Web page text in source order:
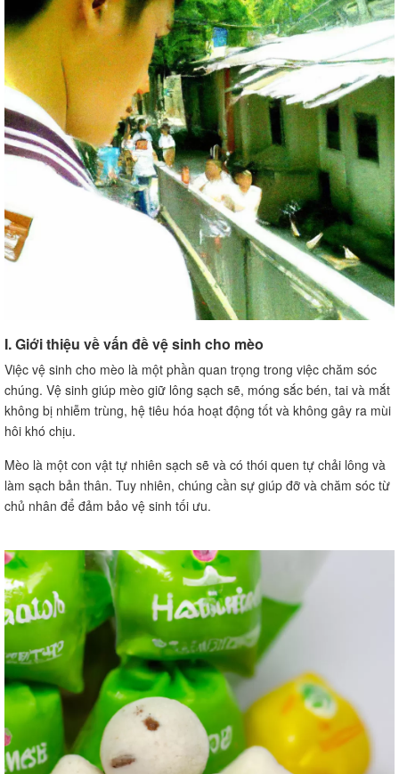
I. Giới thiệu về vấn đề vệ sinh cho mèo
Việc vệ sinh cho mèo là một phần quan trọng trong việc chăm sóc
chúng. Vệ sinh giúp mèo giữ lông sạch sẽ, móng sắc bén, tai và mắt
không bị nhiễm trùng, hệ tiêu hóa hoạt động tốt và không gây ra mùi
hôi khó chịu.
Mèo là một con vật tự nhiên sạch sẽ và có thói quen tự chải lông và
làm sạch bản thân. Tuy nhiên, chúng cần sự giúp đỡ và chăm sóc từ
chủ nhân để đảm bảo vệ sinh tối ưu.